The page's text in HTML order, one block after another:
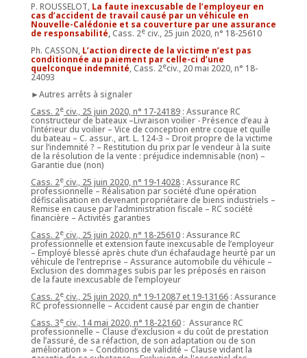
P. ROUSSELOT, La faute inexcusable de l’employeur en
cas d’accident de travail causé par un véhicule en
Nouvelle-Calédonie et sa couverture par une assurance
de responsabilité,Cass. 2eciv., 25 juin 2020, n° 18-25610
Ph. CASSON, L’action directe de la victime n’est pas
conditionnée au paiement par celle-ci d’une
quelconque indemnité, Cass. 2eciv., 20 mai 2020, n° 18-
24093
►Autres arrêts à signaler
Cass. 2eciv., 25 juin 2020, n° 17-24189: Assurance RC
constructeur de bateaux –Livraison voilier - Présence d’eau à
l’intérieur du voilier – Vice de conception entre coque et quille
du bateau – C. assur., art. L. 124-3 – Droit propre de la victime
sur l’indemnité ? – Restitution du prix par le vendeur à la suite
de la résolution de la vente : préjudice indemnisable (non) –
Garantie due (non)
Cass. 2eciv., 25 juin 2020, n° 19-14028: Assurance RC
professionnelle – Réalisation par société d’une opération
défiscalisation en devenant propriétaire de biens industriels –
Remise en cause par l’administration fiscale – RC société
financière – Activités garanties
Cass. 2eciv., 25 juin 2020, n° 18-25610: Assurance RC
professionnelle et extension faute inexcusable de l’employeur
– Employé blessé après chute d’un échafaudage heurté par un
véhicule de l’entreprise – Assurance automobile du véhicule –
Exclusion des dommages subis par les préposés en raison
de la faute inexcusable de l’employeur
Cass. 2eciv., 25 juin 2020, n° 19-12087 et 19-13166: Assurance
RC professionnelle – Accident causé par engin de chantier
Cass. 3eciv., 14 mai 2020, n° 18-22160: Assurance RC
professionnelle – Clause d’exclusion « du coût de prestation
de l’assuré, de sa réfaction, de son adaptation ou de son
amélioration » – Conditions de validité – Clause vidant la